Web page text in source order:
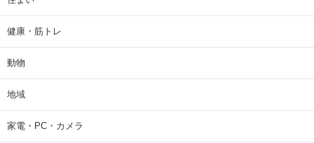
健康・筋トレ
動物
地域
家電・PC・カメラ